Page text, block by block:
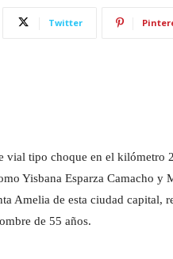
Twitter
vial tipo choque en el kilómetro
Yisbana Esparza Camacho
Amelia de esta ciudad capital,
de 55 años.